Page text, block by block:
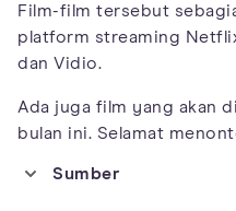
Film-film tersebut
platform streaming
dan Vidio.
Ada juga film yang akan
bulan ini. Selamat
Sumber